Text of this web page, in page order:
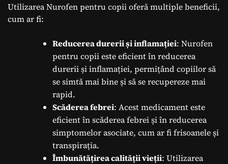
Utilizarea Nurofen pentru copii oferă multiple beneficii,
cum ar fi:
Reducerea durerii și inflamației: Nurofen
pentru copii este eficient în reducerea
durerii și inflamației, permițând copiilor să
se simtă mai bine și să se recupereze mai
rapid.
Scăderea febrei: Acest medicament este
eficient în scăderea febrei și în reducerea
simptomelor asociate, cum ar fi frisoanele și
transpirația.
Îmbunătățirea calității vieții: Utilizarea